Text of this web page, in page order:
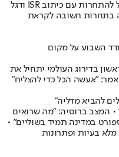
ריכטר קיבל הודעה מהמארגנים כי לא יוכל להתחרות עם כיתוב ISR ודגל
בתחרות חשובה לקראת
השבוע על מקום
שנת 2022 במקום הראשון בדירוג העולמי יתחיל את
"אעשה הכל כדי להצליח"
להביא מדליה"
המצב ברוסיה: "מה שרואים
במדינה תמיד בשוליים" •
בעיות ופתרונות